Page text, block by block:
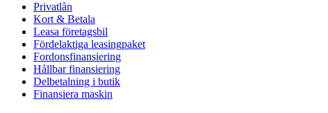
Privatlån
Kort & Betala
Leasa företagsbil
Fördelaktiga leasingpaket
Fordonsfinansiering
Hållbar finansiering
Delbetalning i butik
Finansiera maskin